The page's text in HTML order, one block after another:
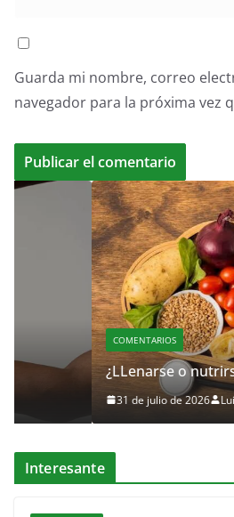
Guarda mi nombre, correo
navegador para la próxima vez
COMENTARIOS
¿LLenarse o nutrirse?
31 de julio de 2026 Luis Ángel
Interesante